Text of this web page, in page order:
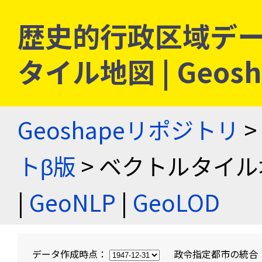
歴史的行政区域デ
タイル地図 |
Geoshapeリポジトリ >
トβ版 > ベクトルタイ
| GeoNLP | GeoLOD
データ作成時点： 政令指定都市の統